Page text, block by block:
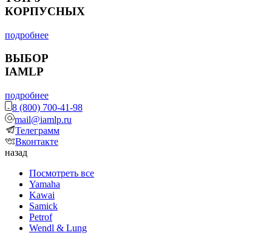
КОРПУСНЫХ
подробнее
ВЫБОР
IAMLP
подробнее
8 (800) 700-41-98
mail@iamlp.ru
Телеграмм
Вконтакте
назад
Посмотреть все
Yamaha
Kawai
Samick
Petrof
Wendl & Lung